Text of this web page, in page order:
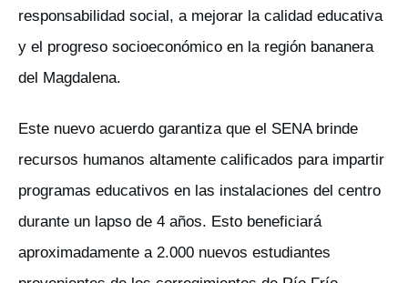
responsabilidad social, a mejorar la calidad educativa
y el progreso socioeconómico en la región bananera
del Magdalena.
Este nuevo acuerdo garantiza que el SENA brinde
recursos humanos altamente calificados para impartir
programas educativos en las instalaciones del centro
durante un lapso de 4 años. Esto beneficiará
aproximadamente a 2.000 nuevos estudiantes